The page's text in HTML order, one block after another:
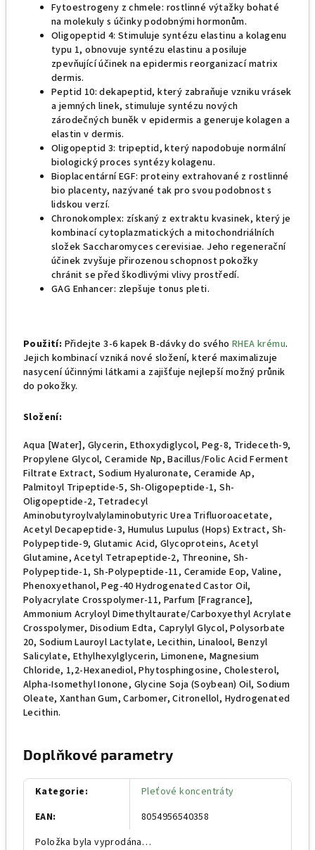
Fytoestrogeny z chmele: rostlinné výtažky bohaté
na molekuly s účinky podobnými hormonům.
Oligopeptid 4: Stimuluje syntézu elastinu a kolagenu
typu 1, obnovuje syntézu elastinu a posiluje
zpevňující účinek na epidermis reorganizací matrix
dermis.
Peptid 10: dekapeptid, který zabraňuje vzniku vrásek
a jemných linek, stimuluje syntézu nových
zárodečných buněk v epidermis a generuje kolagen a
elastin v dermis.
Oligopeptid 3: tripeptid, který napodobuje normální
biologický proces syntézy kolagenu.
Bioplacentární EGF: proteiny extrahované z rostlinné
bio placenty, nazývané tak pro svou podobnost s
lidskou verzí.
Chronokomplex: získaný z extraktu kvasinek, který je
kombinací cytoplazmatických a mitochondriálních
složek Saccharomyces cerevisiae. Jeho regenerační
účinek zvyšuje přirozenou schopnost pokožky
chránit se před škodlivými vlivy prostředí.
GAG Enhancer: zlepšuje tonus pleti.
Použití: Přidejte 3-6 kapek B-dávky do svéhoRHEA krému.
Jejich kombinací vzniká nové složení, které maximalizuje
nasycení účinnými látkami a zajišťuje nejlepší možný průnik
do pokožky.
Složení:
Aqua [Water], Glycerin, Ethoxydiglycol, Peg-8, Trideceth-9,
Propylene Glycol, Ceramide Np, Bacillus/Folic Acid Ferment
Filtrate Extract, Sodium Hyaluronate, Ceramide Ap,
Palmitoyl Tripeptide-5, Sh-Oligopeptide-1, Sh-
Oligopeptide-2, Tetradecyl
Aminobutyroylvalylaminobutyric Urea Trifluoroacetate,
Acetyl Decapeptide-3, Humulus Lupulus (Hops) Extract, Sh-
Polypeptide-9, Glutamic Acid, Glycoproteins, Acetyl
Glutamine, Acetyl Tetrapeptide-2, Threonine, Sh-
Polypeptide-1, Sh-Polypeptide-11, Ceramide Eop, Valine,
Phenoxyethanol, Peg-40 Hydrogenated Castor Oil,
Polyacrylate Crosspolymer-11, Parfum [Fragrance],
Ammonium Acryloyl Dimethyltaurate/Carboxyethyl Acrylate
Crosspolymer, Disodium Edta, Caprylyl Glycol, Polysorbate
20, Sodium Lauroyl Lactylate, Lecithin, Linalool, Benzyl
Salicylate, Ethylhexylglycerin, Limonene, Magnesium
Chloride, 1,2-Hexanediol, Phytosphingosine, Cholesterol,
Alpha-Isomethyl Ionone, Glycine Soja (Soybean) Oil, Sodium
Oleate, Xanthan Gum, Carbomer, Citronellol, Hydrogenated
Lecithin.
Doplňkové parametry
Kategorie:
Pleťové koncentráty
EAN:
8054956540358
Položka byla vyprodána…